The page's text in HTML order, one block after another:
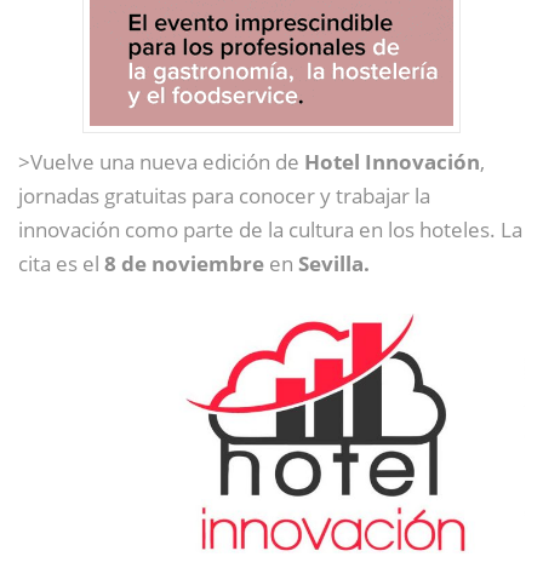
>Vuelve una nueva edición de Hotel Innovación,
jornadas gratuitas para conocer y trabajar la
innovación como parte de la cultura en los hoteles. La
cita es el 8 de noviembre en Sevilla.